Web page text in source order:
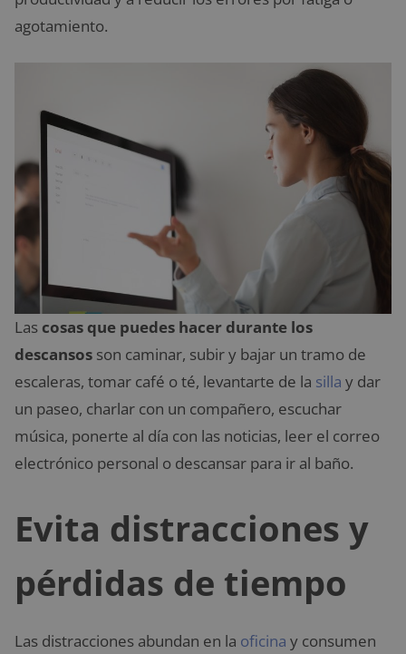
agotamiento.
Las cosas que puedes hacer durante los
descansos son caminar, subir y bajar un tramo de
escaleras, tomar café o té, levantarte de la silla y dar
un paseo, charlar con un compañero, escuchar
música, ponerte al día con las noticias, leer el correo
electrónico personal o descansar para ir al baño.
Evita distracciones y
pérdidas de tiempo
Las distracciones abundan en la oficina y consumen